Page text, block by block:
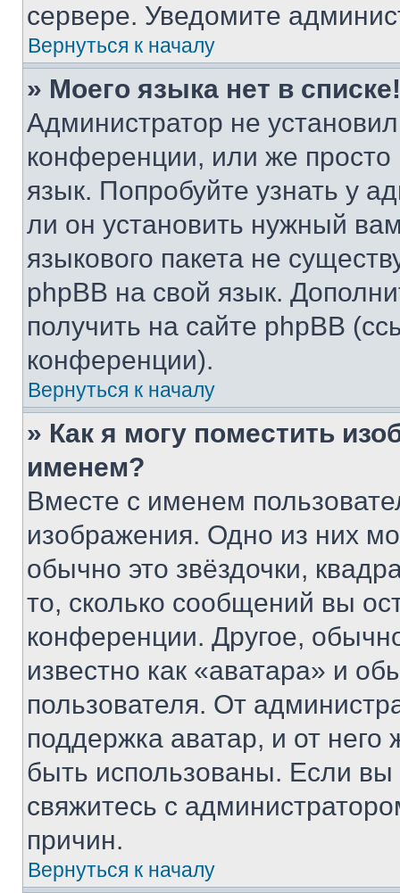
сервере. Уведомите
Вернуться к началу
» Моего языка нет в списке!
Администратор не
конференции, или же
язык. Попробуйте узнать у
ли он установить нужный
языкового пакета не
phpBB на свой язык.
получить на сайте phpBB
конференции).
Вернуться к началу
» Как я могу поместить
именем?
Вместе с именем
изображения. Одно из них
обычно это звёздочки,
то, сколько сообщений вы
конференции. Другое,
известно как «аватара» и
пользователя. От
поддержка аватар, и от него
быть использованы. Если
свяжитесь с
причин.
Вернуться к началу